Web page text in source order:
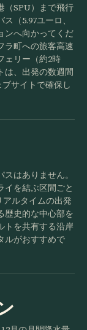
（SPU）まで飛行
（5.97ユーロ、
ンへ向かってくだ
ラ町への旅客高速
ェリー（約2時
は、出発の数週間
サイトで確保し
はありません。
イを結ぶ区間ごと
ルタイムの出発
歴史的な中心部を
トを共有する沿岸
ルがおすすめで